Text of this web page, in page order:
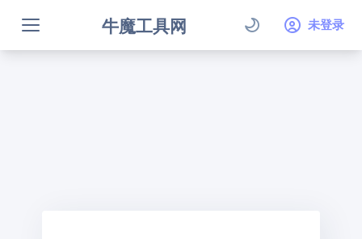
牛魔工具网 未登录